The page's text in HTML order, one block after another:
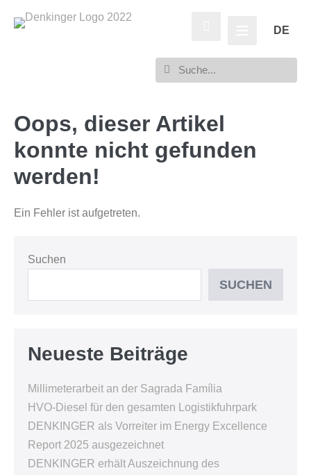
DE
Oops, dieser Artikel
konnte nicht gefunden
werden!
Ein Fehler ist aufgetreten.
Suchen
SUCHEN
Neueste Beiträge
Millimeterarbeit an der Sagrada Família
HVO-Diesel für den gesamten Logistikfuhrpark
DENKINGER als Vorreiter im Energy Excellence
Report 2025 ausgezeichnet
DENKINGER erhält Auszeichnung des